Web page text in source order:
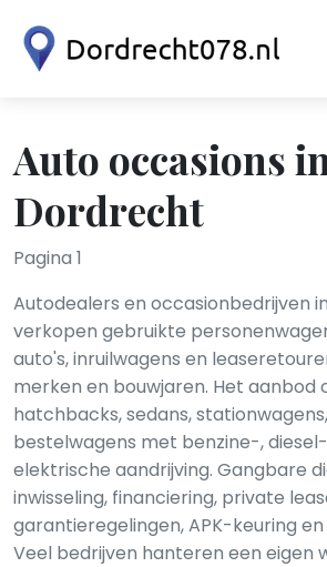
Auto occasions
Dordrecht
Pagina 1
Autodealers en occasionbedrijven
verkopen gebruikte
auto's, inruilwagens en
merken en bouwjaren. Het aanbod
hatchbacks, sedans, stationwagens,
bestelwagens met benzine-,
elektrische aandrijving. Gangbare
inwisseling, financiering, private
garantieregelingen, APK-keuring
Veel bedrijven hanteren een eigen